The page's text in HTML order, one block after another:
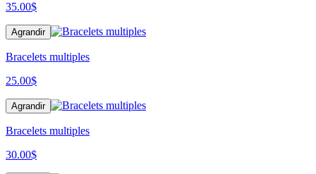
35.00$
Agrandir
Bracelets multiples
25.00$
Agrandir
Bracelets multiples
30.00$